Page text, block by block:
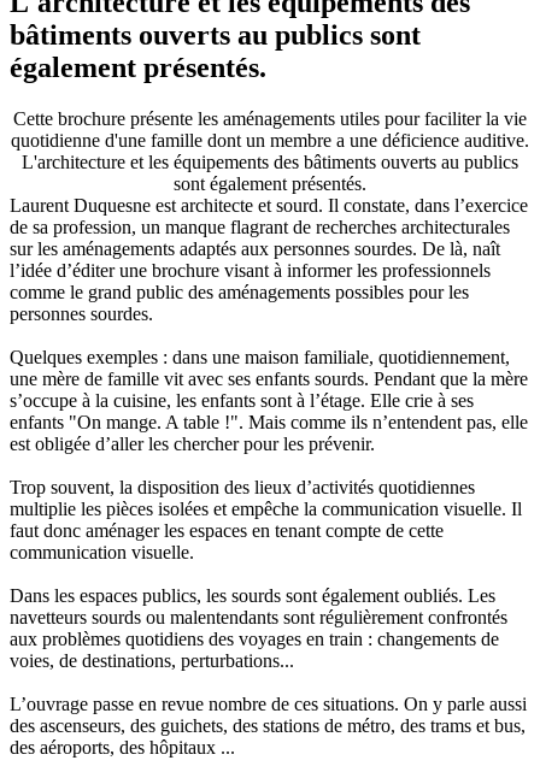
bâtiments ouverts au publics sont
également présentés.
Cette brochure présente les aménagements utiles pour faciliter la vie
quotidienne d'une famille dont un membre a une déficience auditive.
L'architecture et les équipements des bâtiments ouverts au publics
sont également présentés.
Laurent Duquesne est architecte et sourd. Il constate, dans l’exercice
de sa profession, un manque flagrant de recherches architecturales
sur les aménagements adaptés aux personnes sourdes. De là, naît
l’idée d’éditer une brochure visant à informer les professionnels
comme le grand public des aménagements possibles pour les
personnes sourdes.
Quelques exemples : dans une maison familiale, quotidiennement,
une mère de famille vit avec ses enfants sourds. Pendant que la mère
s’occupe à la cuisine, les enfants sont à l’étage. Elle crie à ses
enfants "On mange. A table !". Mais comme ils n’entendent pas, elle
est obligée d’aller les chercher pour les prévenir.
Trop souvent, la disposition des lieux d’activités quotidiennes
multiplie les pièces isolées et empêche la communication visuelle. Il
faut donc aménager les espaces en tenant compte de cette
communication visuelle.
Dans les espaces publics, les sourds sont également oubliés. Les
navetteurs sourds ou malentendants sont régulièrement confrontés
aux problèmes quotidiens des voyages en train : changements de
voies, de destinations, perturbations...
L’ouvrage passe en revue nombre de ces situations. On y parle aussi
des ascenseurs, des guichets, des stations de métro, des trams et bus,
des aéroports, des hôpitaux ...